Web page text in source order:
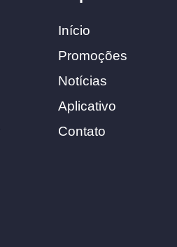
Início
Promoções
Notícias
Aplicativo
Contato